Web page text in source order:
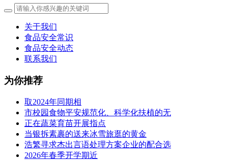
关于我们
食品安全常识
食品安全动态
联系我们
为你推荐
取2024年同期相
市校园食物平安规范化、科学化扶植的无
正在蔬菜育苗开展指点
当银拆素裹的送来冰雪旅逛的黄金
浩繁寻求杰出言语处理方案企业的配合选
2026年春季开学期近